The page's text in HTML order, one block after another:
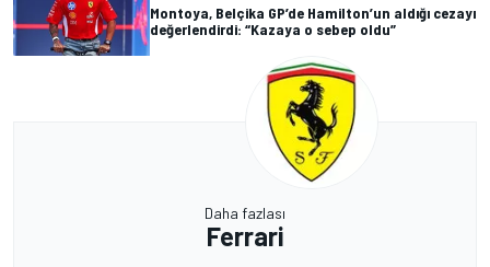
Montoya, Belçika GP’de Hamilton’un aldığı cezayı
değerlendirdi: “Kazaya o sebep oldu”
Daha fazlası
Ferrari